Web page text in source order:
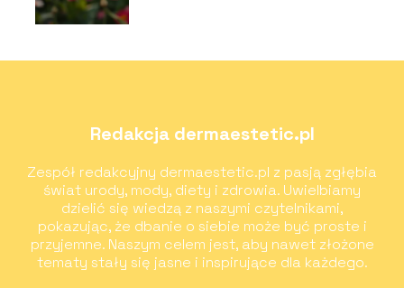
Redakcja dermaestetic.pl
Zespół redakcyjny dermaestetic.pl z pasją zgłębia
świat urody, mody, diety i zdrowia. Uwielbiamy
dzielić się wiedzą z naszymi czytelnikami,
pokazując, że dbanie o siebie może być proste i
przyjemne. Naszym celem jest, aby nawet złożone
tematy stały się jasne i inspirujące dla każdego.